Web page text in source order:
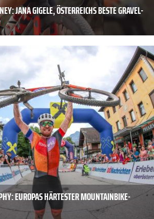
JANA GIGELE, ÖSTERREICHS BESTE GRAVEL-
EUROPAS HÄRTESTER MOUNTAINBIKE-